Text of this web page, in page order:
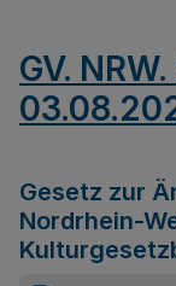
GV.
Gesetz zur
Nordrhein-